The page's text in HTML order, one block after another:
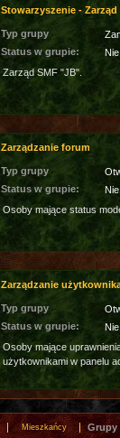
Stowarzyszenie - Zarząd
Typ grupy
Status w grupie:
Zarząd SMF "JB".
Zarządzanie forum
Typ grupy
Status w grupie:
Osoby mające status
Zarządzanie
Typ grupy
Status w grupie:
Osoby mające
użytkownikami w panelu
Mieszkańcy Grupy